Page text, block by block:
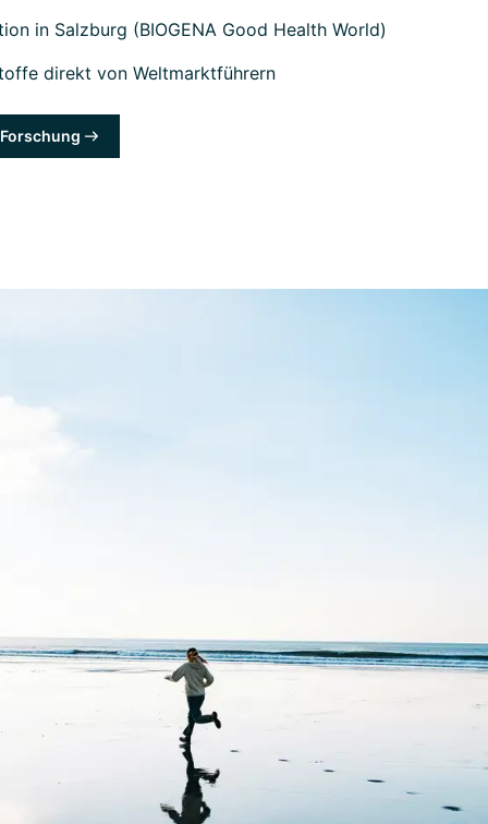
in Salzburg (BIOGENA Good Health World)
direkt von Weltmarktführern